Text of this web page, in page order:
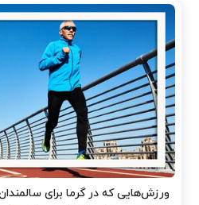
ورزش‌هایی که در گرما برای